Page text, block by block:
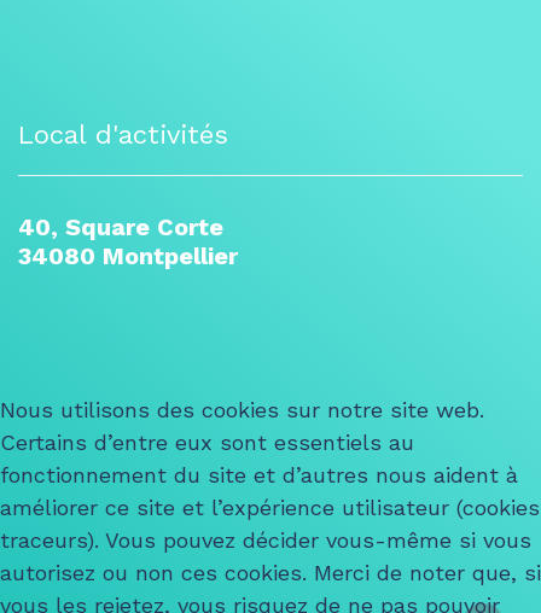
Local d'activités
40, Square Corte
34080 Montpellier
Nous utilisons des cookies sur notre site web.
Certains d’entre eux sont essentiels au
fonctionnement du site et d’autres nous aident à
améliorer ce site et l’expérience utilisateur (cookies
traceurs). Vous pouvez décider vous-même si vous
autorisez ou non ces cookies. Merci de noter que, si
vous les rejetez, vous risquez de ne pas pouvoir